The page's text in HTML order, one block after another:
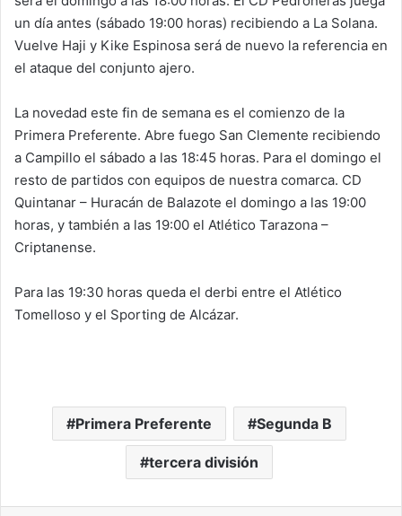
un día antes (sábado 19:00 horas) recibiendo a La Solana.
Vuelve Haji y Kike Espinosa será de nuevo la referencia en
el ataque del conjunto ajero.
La novedad este fin de semana es el comienzo de la
Primera Preferente. Abre fuego San Clemente recibiendo
a Campillo el sábado a las 18:45 horas. Para el domingo el
resto de partidos con equipos de nuestra comarca. CD
Quintanar – Huracán de Balazote el domingo a las 19:00
horas, y también a las 19:00 el Atlético Tarazona –
Criptanense.
Para las 19:30 horas queda el derbi entre el Atlético
Tomelloso y el Sporting de Alcázar.
Primera Preferente Segunda B
tercera división